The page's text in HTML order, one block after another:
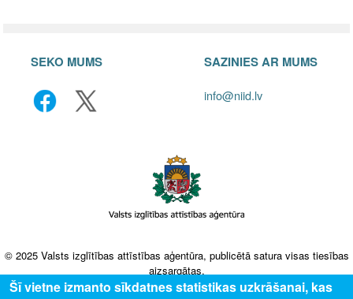
SEKO MUMS SAZINIES AR MUMS
info@niid.lv
© 2025 Valsts izglītības attīstības aģentūra, publicētā satura visas tiesības
aizsargātas.
Šī vietne izmanto sīkdatnes statistikas uzkrāšanai, kas